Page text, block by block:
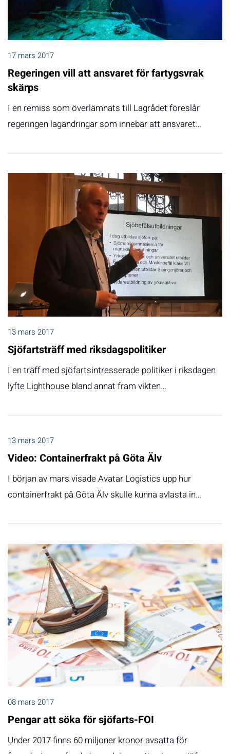
17 mars 2017
Regeringen vill att ansvaret för fartygsvrak
skärps
I en remiss som överlämnats till Lagrådet föreslår
regeringen lagändringar som innebär att ansvaret…
13 mars 2017
Sjöfartsträff med riksdagspolitiker
I en träff med sjöfartsintresserade politiker i riksdagen
lyfte Lighthouse bland annat fram vikten…
13 mars 2017
Video: Containerfrakt på Göta Älv
I början av mars visade Avatar Logistics upp hur
containerfrakt på Göta Älv skulle kunna avlasta in…
08 mars 2017
Pengar att söka för sjöfarts-FOI
Under 2017 finns 60 miljoner kronor avsatta för